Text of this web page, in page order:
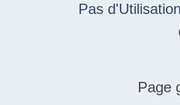
Pas
Page